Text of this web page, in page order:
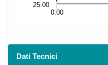
0.00
25.00
Dati Tecnici